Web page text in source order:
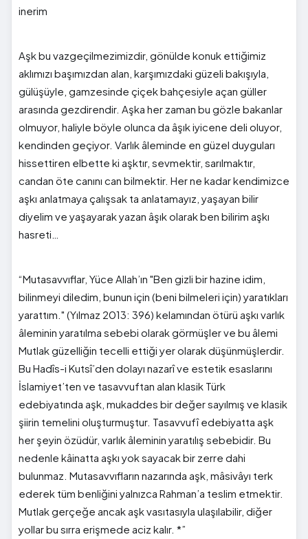
inerim
Aşk bu vazgeçilmezimizdir, gönülde konuk ettiğimiz
aklımızı başımızdan alan, karşımızdaki güzeli bakışıyla,
gülüşüyle, gamzesinde çiçek bahçesiyle açan güller
arasında gezdirendir. Aşka her zaman bu gözle bakanlar
olmuyor, haliyle böyle olunca da âşık iyicene deli oluyor,
kendinden geçiyor. Varlık âleminde en güzel duyguları
hissettiren elbette ki aşktır, sevmektir, sarılmaktır,
candan öte canını can bilmektir. Her ne kadar kendimizce
aşkı anlatmaya çalışsak ta anlatamayız, yaşayan bilir
diyelim ve yaşayarak yazan âşık olarak ben bilirim aşkı
hasreti…
“Mutasavvıflar, Yüce Allah’ın "Ben gizli bir hazine idim,
bilinmeyi diledim, bunun için (beni bilmeleri için) yaratıkları
yarattım." (Yılmaz 2013: 396) kelamından ötürü aşkı varlık
âleminin yaratılma sebebi olarak görmüşler ve bu âlemi
Mutlak güzelliğin tecelli ettiği yer olarak düşünmüşlerdir.
Bu Hadîs-i Kutsî’den dolayı nazarî ve estetik esaslarını
İslamiyet’ten ve tasavvuftan alan klasik Türk
edebiyatında aşk, mukaddes bir değer sayılmış ve klasik
şiirin temelini oluşturmuştur. Tasavvufî edebiyatta aşk
her şeyin özüdür, varlık âleminin yaratılış sebebidir. Bu
nedenle kâinatta aşkı yok sayacak bir zerre dahi
bulunmaz. Mutasavvıfların nazarında aşk, mâsivâyı terk
ederek tüm benliğini yalnızca Rahman’a teslim etmektir.
Mutlak gerçeğe ancak aşk vasıtasıyla ulaşılabilir, diğer
yollar bu sırra erişmede aciz kalır. *”